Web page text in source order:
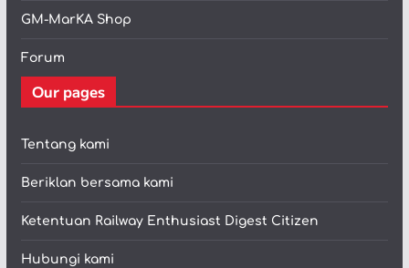
GM-MarKA Shop
Forum
Our pages
Tentang kami
Beriklan bersama kami
Ketentuan Railway Enthusiast Digest Citizen
Hubungi kami